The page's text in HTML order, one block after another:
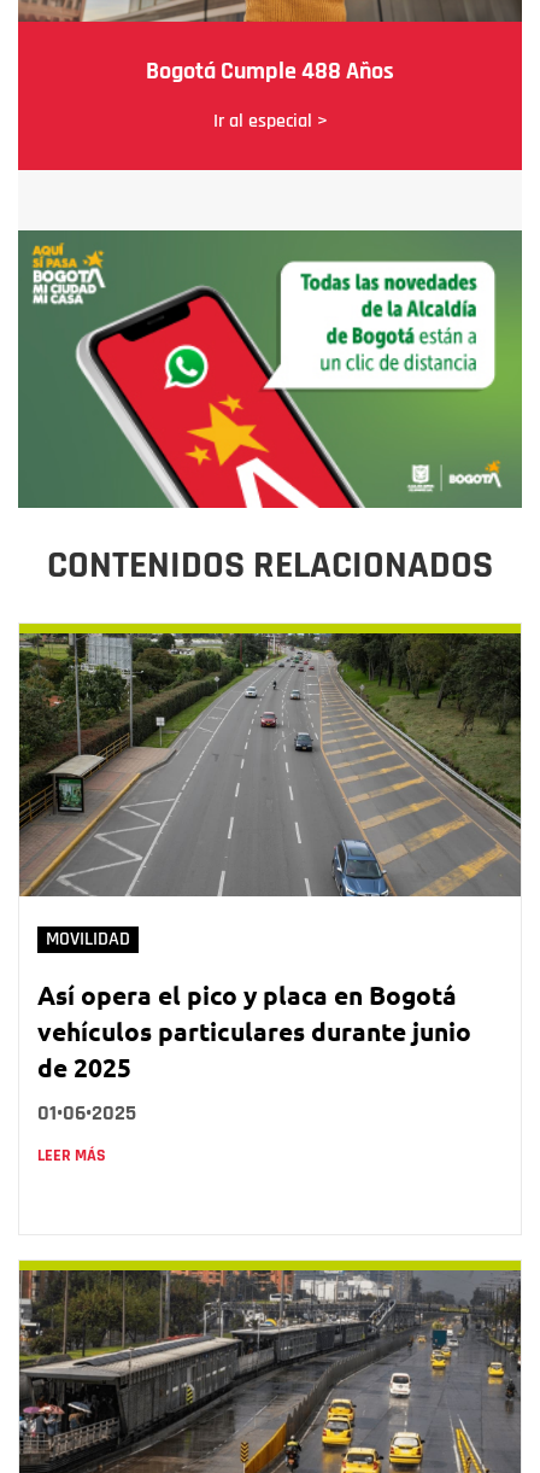
Bogotá Cumple 488 Años
Ir al especial >
CONTENIDOS RELACIONADOS
MOVILIDAD
Así opera el pico y placa en Bogotá
vehículos particulares durante junio
de 2025
01•06•2025
LEER MÁS